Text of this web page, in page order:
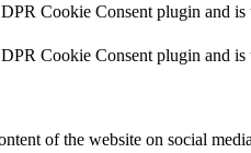
Cookie Consent plugin and is
Cookie Consent plugin and is
of the website on social